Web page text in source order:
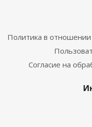
Политика в
Согласие на